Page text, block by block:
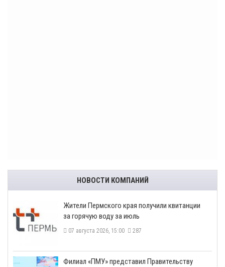
НОВОСТИ КОМПАНИЙ
​Жители Пермского края получили квитанции
за горячую воду за июль
07 августа 2026, 15:00 287
​Филиал «ПМУ» представил Правительству